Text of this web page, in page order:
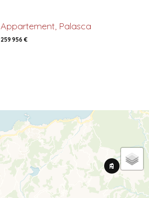
Appartement, Palasca
259 956 €